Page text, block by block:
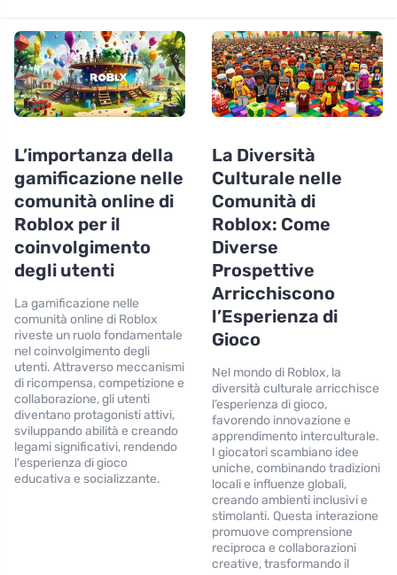
L’importanza della
gamificazione nelle
comunità online di
Roblox per il
coinvolgimento
degli utenti
La gamificazione nelle
comunità online di Roblox
riveste un ruolo fondamentale
nel coinvolgimento degli
utenti. Attraverso meccanismi
di ricompensa, competizione e
collaborazione, gli utenti
diventano protagonisti attivi,
sviluppando abilità e creando
legami significativi, rendendo
l'esperienza di gioco
educativa e socializzante.
La Diversità
Culturale nelle
Comunità di
Roblox: Come
Diverse
Prospettive
Arricchiscono
l’Esperienza di
Gioco
Nel mondo di Roblox, la
diversità culturale arricchisce
l’esperienza di gioco,
favorendo innovazione e
apprendimento interculturale.
I giocatori scambiano idee
uniche, combinando tradizioni
locali e influenze globali,
creando ambienti inclusivi e
stimolanti. Questa interazione
promuove comprensione
reciproca e collaborazioni
creative, trasformando il